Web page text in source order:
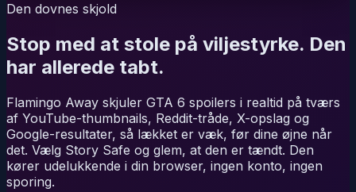
Den dovnes skjold
Stop med at stole på viljestyrke. Den
har allerede tabt.
Flamingo Away skjuler GTA 6 spoilers i realtid på tværs
af YouTube-thumbnails, Reddit-tråde, X-opslag og
Google-resultater, så lækket er væk, før dine øjne når
det. Vælg Story Safe og glem, at den er tændt. Den
kører udelukkende i din browser, ingen konto, ingen
sporing.